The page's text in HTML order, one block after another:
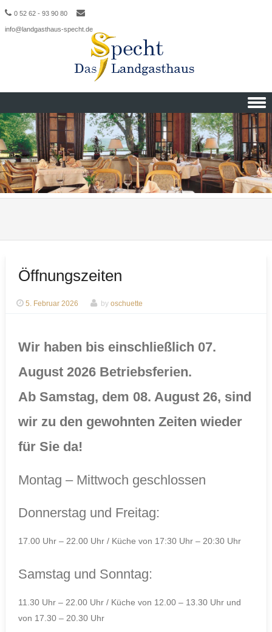
0 52 62 - 93 90 80
info@landgasthaus-specht.de
Skip to content
Öffnungszeiten
5. Februar 2026 by oschuette
Wir haben bis einschließlich 07.
August 2026 Betriebsferien.
Ab Samstag, dem 08. August 26, sind
wir zu den gewohnten Zeiten wieder
für Sie da!
Montag – Mittwoch geschlossen
Donnerstag und Freitag:
17.00 Uhr – 22.00 Uhr / Küche von 17:30 Uhr – 20:30 Uhr
Samstag und Sonntag:
11.30 Uhr – 22.00 Uhr / Küche von 12.00 – 13.30 Uhr und
von 17.30 – 20.30 Uhr